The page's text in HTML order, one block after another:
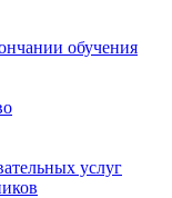
обучения
услуг